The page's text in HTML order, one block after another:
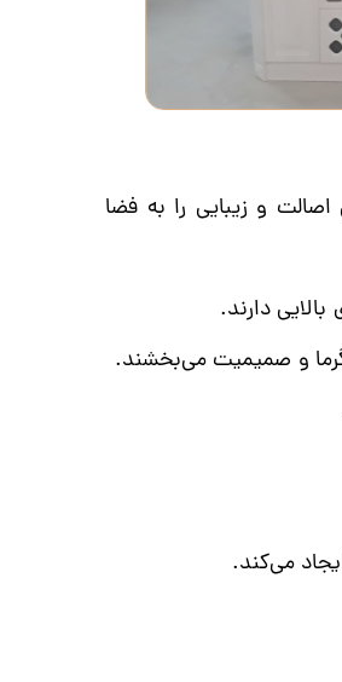
و زیبایی را به فضا
دارند.
و صمیمیت می‌بخشند.
می‌کند.